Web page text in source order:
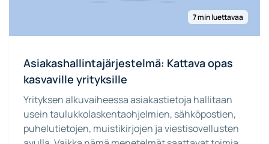
7 min luettavaa
Asiakashallintajärjestelmä: Kattava opas
kasvaville yrityksille
Yrityksen alkuvaiheessa asiakastietoja hallitaan
usein taulukkolaskentaohjelmien, sähköpostien,
puhelutietojen, muistikirjojen ja viestisovellusten